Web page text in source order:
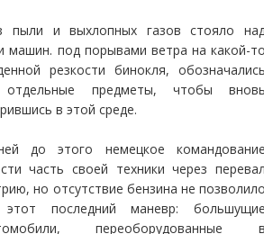
пыли и выхлопных газов стояло
машин. под порывами ветра на какой-
резкости бинокля,
предметы, чтобы
в этой среде.
до этого немецкое
часть своей техники через
но отсутствие бензина не
последний маневр:
переоборудованные